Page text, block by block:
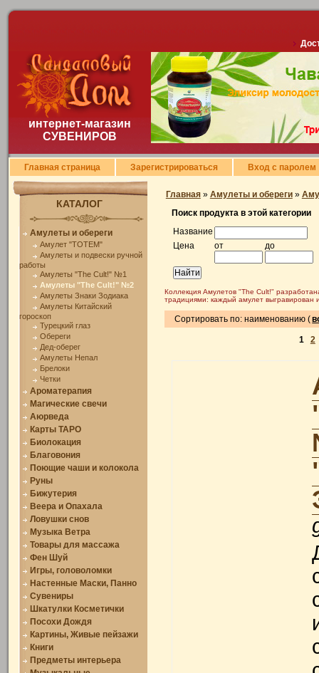
интернет-магазин
СУВЕНИРОВ
Главная страница Зарегистрироваться Вход с паролем
КАТАЛОГ
Амулеты и обереги
Амулет "TOTEM"
Амулеты и подвески ручной
работы
Амулеты "The Cult!" №1
Амулеты "The Cult!" №2
Амулеты Знаки Зодиака
Амулеты Китайский
гороскоп
Турецкий глаз
Обереги
Дед-оберег
Амулеты Непал
Брелоки
Четки
Ароматерапия
Магические свечи
Аюрведа
Карты ТАРО
Биолокация
Благовония
Поющие чаши и колокола
Руны
Бижутерия
Веера и Опахала
Ловушки снов
Музыка Ветра
Товары для массажа
Фен Шуй
Игры, головоломки
Настенные Маски, Панно
Сувениры
Шкатулки Косметички
Посохи Дождя
Картины, Живые пейзажи
Книги
Предметы интерьера
Главная» Амулеты и обереги»
Поиск продукта в этой категории
Название
Цена
от до
Коллекция Амулетов "The Cult!"
традициями: каждый амулет выгравирован
Сортировать по: наименованию (
1 2